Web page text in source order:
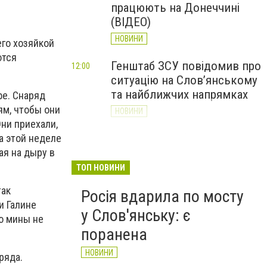
хозяйкой
Снаряд
чтобы они
приехали,
этой неделе
на дыру в
Галине
мины не
працюють на Донеччині
(ВІДЕО)
НОВИНИ
Генштаб ЗСУ повідомив про
ситуацію на Слов’янському
та найближчих напрямках
НОВИНИ
12:00
великої війни: 7 серпня
ТОП НОВИНИ
Росія вдарила по мосту
у Слов'янську: є
поранена
НОВИНИ